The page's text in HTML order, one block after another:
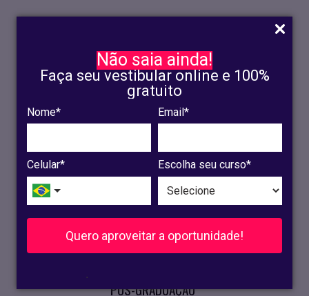
Não saia ainda!
Faça seu vestibular online e 100%
gratuito
Nome* Email*
Celular* Escolha seu curso*
Quero aproveitar a oportunidade!
.
INSCRIÇÃO
OLINDA
RECIFE
VESTIBULAR
CURSOS PRESENCIAIS
PÓS-GRADUAÇÃO